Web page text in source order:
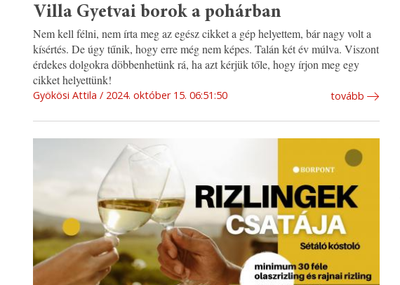
Villa Gyetvai borok a pohárban
Nem kell félni, nem írta meg az egész cikket a gép helyettem, bár nagy volt a
kísértés. De úgy tűnik, hogy erre még nem képes. Talán két év múlva. Viszont
érdekes dolgokra döbbenhetünk rá, ha azt kérjük tőle, hogy írjon meg egy
cikket helyettünk!
Gyökösi Attila 2024. október 15. 06:51:50 tovább